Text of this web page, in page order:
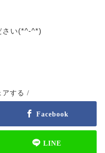
さい(*^-^*)
アする /